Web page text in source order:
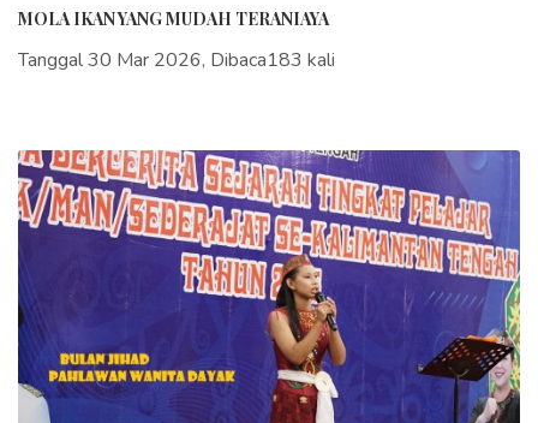
MOLA IKAN YANG MUDAH TERANIAYA
Tanggal 30 Mar 2026, Dibaca183 kali